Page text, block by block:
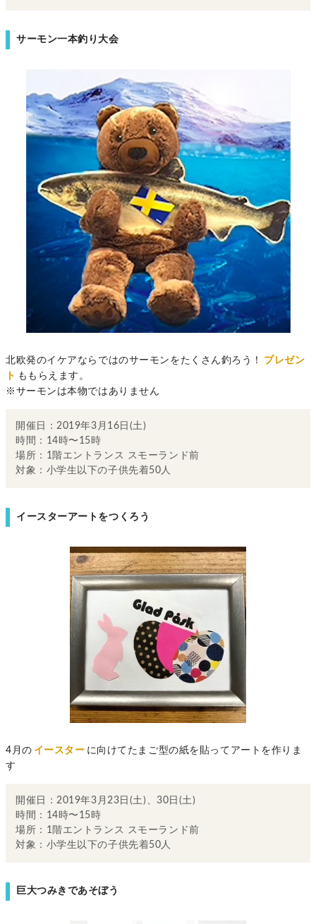
サーモン一本釣り大会
北欧発のイケアならではのサーモンをたくさん釣ろう！
プレゼン
ト ももらえます。
※サーモンは本物ではありません
開催日：2019年3月16日(土)
時間：14時〜15時
場所：1階エントランス スモーランド前
対象：小学生以下の子供先着50人
イースターアートをつくろう
4月の イースター に向けてたまご型の紙を貼ってアートを作りま
す
開催日：2019年3月23日(土)、30日(土)
時間：14時〜15時
場所：1階エントランス スモーランド前
対象：小学生以下の子供先着50人
巨大つみきであそぼう